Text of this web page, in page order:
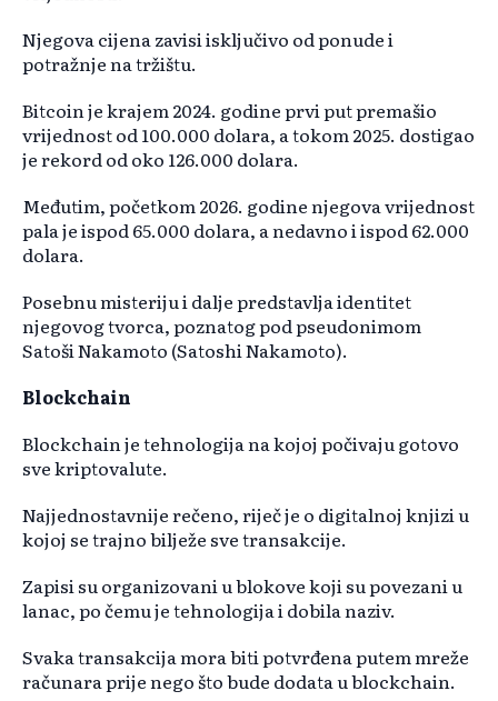
Njegova cijena zavisi isključivo od ponude i
potražnje na tržištu.
Bitcoin je krajem 2024. godine prvi put premašio
vrijednost od 100.000 dolara, a tokom 2025. dostigao
je rekord od oko 126.000 dolara.
Međutim, početkom 2026. godine njegova vrijednost
pala je ispod 65.000 dolara, a nedavno i ispod 62.000
dolara.
Posebnu misteriju i dalje predstavlja identitet
njegovog tvorca, poznatog pod pseudonimom
Satoši Nakamoto (Satoshi Nakamoto).
Blockchain
Blockchain je tehnologija na kojoj počivaju gotovo
sve kriptovalute.
Najjednostavnije rečeno, riječ je o digitalnoj knjizi u
kojoj se trajno bilježe sve transakcije.
Zapisi su organizovani u blokove koji su povezani u
lanac, po čemu je tehnologija i dobila naziv.
Svaka transakcija mora biti potvrđena putem mreže
računara prije nego što bude dodata u blockchain.